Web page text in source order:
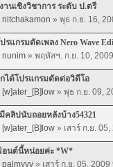
านเชิงวิชาการ ระดับ ป.ตรี
nitchakamon » พุธ ก.ย. 16,
รแกรมตัดเพลง Nero Wave
nunim » พฤหัสฯ. ก.ย. 10,
ได้โปรแกรมตัดต่อวิดีโอ
[w]ater_[B]low » พุธ ก.ย. 09,
คลิปนับถอยหลังบ้าง54321
[w]ater_[B]low » เสาร์ ก.ย.
นต์นี้หน่อยค่ะ *W*
palmyyy » เสาร์ ก.ย. 05, 2009